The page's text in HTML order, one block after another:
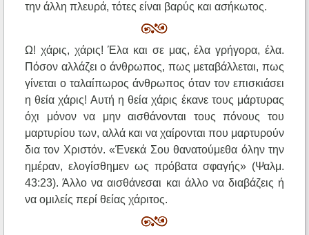
την άλλη πλευρά, τότες είναι βαρύς και ασήκωτος.
Ω! χάρις, χάρις! Έλα και σε μας, έλα γρήγορα, έλα.
Πόσον αλλάζει ο άνθρωπος, πως μεταβάλλεται, πως
γίνεται ο ταλαίπωρος άνθρωπος όταν τον επισκιάσει
η θεία χάρις! Αυτή η θεία χάρις έκανε τους μάρτυρας
όχι μόνον να μην αισθάνονται τους πόνους του
μαρτυρίου των, αλλά και να χαίρονται που μαρτυρούν
δια τον Χριστόν. «Ένεκά Σου θανατούμεθα όλην την
ημέραν, ελογίσθημεν ως πρόβατα σφαγής» (Ψαλμ.
43:23). Άλλο να αισθάνεσαι και άλλο να διαβάζεις ή
να ομιλείς περί θείας χάριτος.